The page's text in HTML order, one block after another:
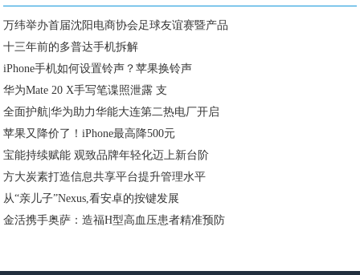
万纬举办首届沈阳电商协会足球友谊赛暨产品
十三年前的多普达手机拆解
iPhone手机如何设置铃声？苹果换铃声
华为Mate 20 X手写笔谍照泄露 支
全面护航|华为助力华能大连第二热电厂开启
苹果又降价了！iPhone最高降500元
宝能持续赋能 观致品牌年轻化迈上新台阶
方大炭素打造信息共享平台提升管理水平
从“亲儿子”Nexus,看安卓的按键发展
金活携手奥萨：造福H型高血压患者精准预防